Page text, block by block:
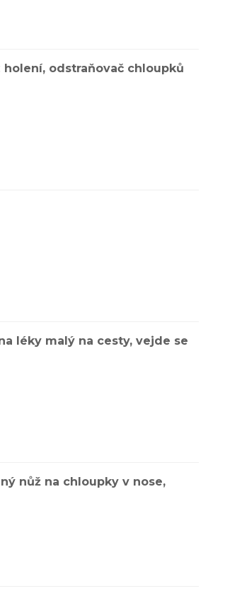
odstraňovač chloupků
léky malý na cesty, vejde se
nůž na chloupky v nose,